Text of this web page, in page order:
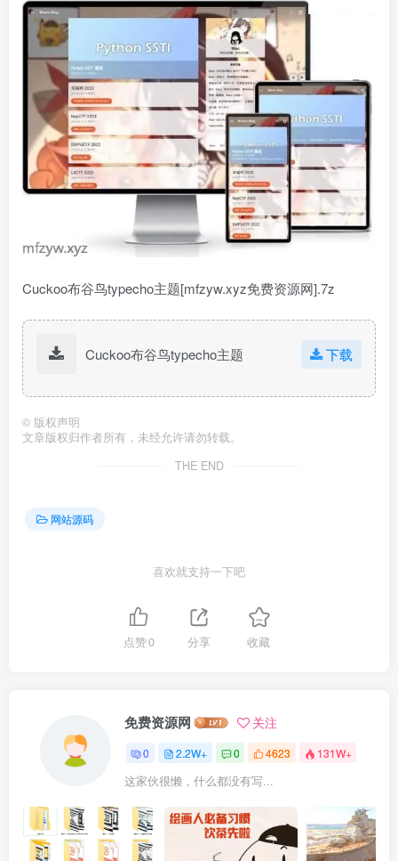
Cuckoo布谷鸟typecho主题[mfzyw.xyz免费资源网].7z
Cuckoo布谷鸟typecho主题 下载
© 版权声明
文章版权归作者所有，未经允许请勿转载。
THE END
网站源码
喜欢就支持一下吧
点赞0 分享 收藏
免费资源网 关注
0 2.2W+ 0 4623 131W+
这家伙很懒，什么都没有写...